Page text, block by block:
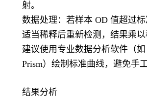
射。
数据处理：若样本 OD 值超过
适当稀释后重新检测，结果乘以
建议使用专业数据分析软件（如
Prism）绘制标准曲线，避免手
结果分析